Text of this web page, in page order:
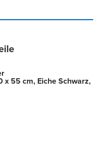
x 55 cm, Eiche Schwarz,